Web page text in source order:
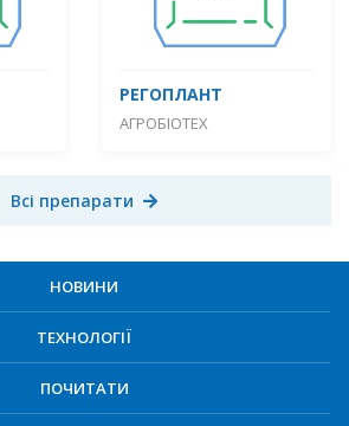
РЕГОПЛАНТ
АГРОБІОТЕХ
Всі препарати
НОВИНИ
ТЕХНОЛОГІЇ
ПОЧИТАТИ